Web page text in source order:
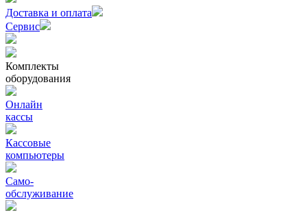
Доставка и оплата
Сервис
Комплекты
оборудования
Онлайн
кассы
Кассовые
компьютеры
Само-
обслуживание